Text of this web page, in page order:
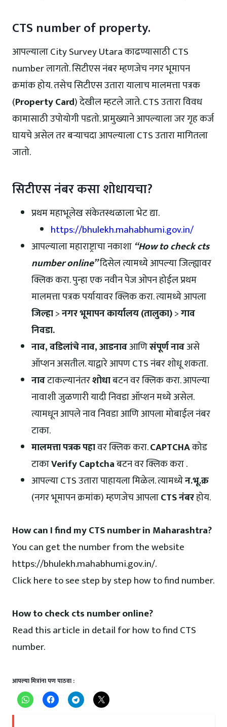
CTS number of property.
आपल्याला City Survey Utara काढण्यासाठी CTS
number लागतो. सिटीएस नंबर म्हणजेच नगर भूमापन
क्रमांक होय. तसेच सिटीएस उतारा यालाच मालमत्ता पत्रक
(Property Card) देखील म्हटले जाते. CTS उतारा विवध
कामासाठी उपोयोगी पडतो. प्रामुख्याने आपल्याला जर गृह कर्ज
घायचे असेल तर बऱ्याचदा आपल्याला CTS उतारा मागितला
जातो.
सिटीएस नंबर कसा शोधायचा?
प्रथम महाभूलेख संकेतस्थळाला भेट द्या.
https://bhulekh.mahabhumi.gov.in/
आपल्याला महाराष्ट्राचा नकाशा “How to check cts
number online”दिसेल त्यामध्ये आपल्या जिल्ह्यावर
क्लिक करा. पुन्हा एक नवीन पेज ओपन होईल प्रथम
मालमत्ता पत्रक पर्यायावर क्लिक करा. त्यामध्ये आपला
जिल्हा>नगर भूमापन कार्यालय (तालुका)>गाव
निवडा.
नाव, वडिलांचे नाव, आडनावआणिसंपूर्ण नावअसे
ऑप्शन असतील. याद्वारे आपण CTS नंबर शोधू शकता.
नावटाकल्यानंतरशोधाबटन वर क्लिक करा. आपल्या
नावाशी जुळणारी यादी निवडा ऑप्शन मध्ये असेल.
त्यामधून आपले नाव निवडा आणि आपला मोबाईल नंबर
टाका.
मालमत्ता पत्रक पहावर क्लिक करा.CAPTCHAकोड
टाकाVerify Captchaबटन वर क्लिक करा .
आपल्या CTS उतारा पाहायला मिळेल. त्यामध्येन.भू.क्र
(नगर भूमापन क्रमांक) म्हणजेच आपलाCTS नंबरहोय.
How can I find my CTS number in Maharashtra?
You can get the number from the website
https://bhulekh.mahabhumi.gov.in/.
Click here to see step by step how to find number.
How to check cts number online?
Read this article in detail for how to find CTS
number.
आपल्या मित्रांना पण पाठवा :